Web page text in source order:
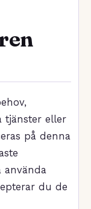
tjänster eller
på denna
använda
du de